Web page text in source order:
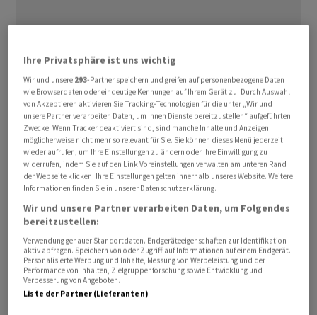
Der Broker IG taxierte den Nasdaq 100 eine
Dreiviertelstunde vor Handelsbeginn aber immer noch
0,7 Prozent höher auf 28.716 Punkte. Der
technologielastige Auswahlindex hatte am Vortag rund
2 Prozent eingebüsst und erneut unter
Gewinnmitnahmen im heiss gelaufenen
Halbleitersektor gelitten. Den Leitindex Dow Jones
Industrial sieht IG am Donnerstag mit rund 0,5 Prozent
Ihre Privatsphäre ist uns wichtig
Wir und unsere 293-Partner speichern und greifen auf personenbezogene Daten
wie Browserdaten oder eindeutige Kennungen auf Ihrem Gerät zu. Durch Auswahl
von Akzeptieren aktivieren Sie Tracking-Technologien für die unter „Wir und
unsere Partner verarbeiten Daten, um Ihnen Dienste bereitzustellen“ aufgeführten
Zwecke. Wenn Tracker deaktiviert sind, sind manche Inhalte und Anzeigen
möglicherweise nicht mehr so relevant für Sie. Sie können dieses Menü jederzeit
wieder aufrufen, um Ihre Einstellungen zu ändern oder Ihre Einwilligung zu
widerrufen, indem Sie auf den Link Voreinstellungen verwalten am unteren Rand
der Webseite klicken. Ihre Einstellungen gelten innerhalb unseres Website. Weitere
Informationen finden Sie in unserer Datenschutzerklärung.
Wir und unsere Partner verarbeiten Daten, um Folgendes
bereitzustellen:
Verwendung genauer Standortdaten. Endgeräteeigenschaften zur Identifikation
aktiv abfragen. Speichern von oder Zugriff auf Informationen auf einem Endgerät.
Personalisierte Werbung und Inhalte, Messung von Werbeleistung und der
Performance von Inhalten, Zielgruppenforschung sowie Entwicklung und
Verbesserung von Angeboten.
Liste der Partner (Lieferanten)